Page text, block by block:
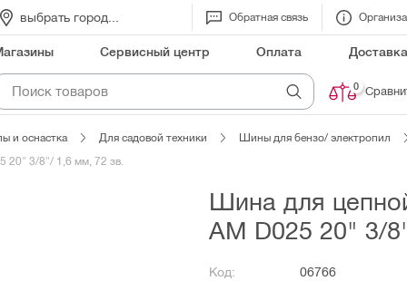
выбрать город... Обратная связь
Сервисный центр Оплата Доставка
0
и оснастка Для садовой техники
Шины для бензо/ электропил
20" 3/8"/ 1,6 мм, 72 зв.
Шина для
AM D025 20" 3/
Код:
06766